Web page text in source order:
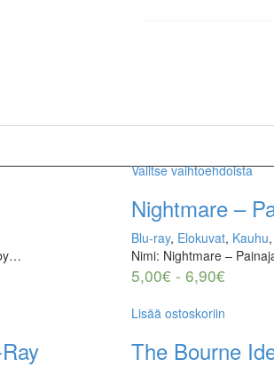
Valitse vaihtoehdoista
Nightmare –
Blu-ray, Elokuvat, Kauhu,
Nimi: Nightmare –
5,00€ - 6,90€
Lisää ostoskoriin
The Bourne